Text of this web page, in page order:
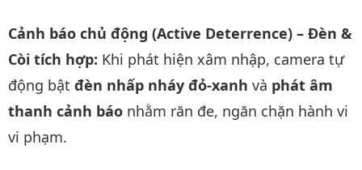
Cảnh báo chủ động (Active Deterrence) – Đèn &
Còi tích hợp: Khi phát hiện xâm nhập, camera tự
động bật đèn nhấp nháy đỏ-xanh và phát âm
thanh cảnh báo nhằm răn đe, ngăn chặn hành vi
vi phạm.